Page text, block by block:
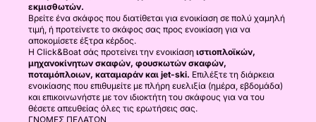
εκμισθωτών.
Βρείτε ένα σκάφος που διατίθεται για ενοικίαση σε πολύ χαμηλή
τιμή, ή προτείνετε το σκάφος σας προς ενοικίαση για να
αποκομίσετε έξτρα κέρδος.
Η Click&Boat σάς προτείνει την ενοικίαση ιστιοπλοϊκών,
μηχανοκίνητων σκαφών, φουσκωτών σκαφών,
ποταμόπλοιων, καταμαράν και jet-ski. Επιλέξτε τη διάρκεια
ενοικίασης που επιθυμείτε με πλήρη ευελιξία (ημέρα, εβδομάδα)
και επικοινωνήστε με τον ιδιοκτήτη του σκάφους για να του
θέσετε απευθείας όλες τις ερωτήσεις σας.
ΓΝΏΜΕΣ ΠΕΛΑΤΏΝ